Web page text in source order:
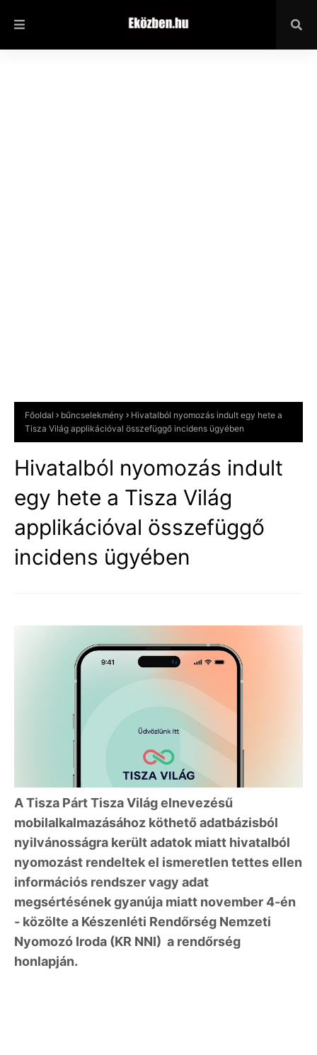
Főoldal bűncselekmény
Hivatalból nyomozás indult egy hete a
Tisza Világ applikációval összefüggő incidens ügyében
Hivatalból nyomozás indult
egy hete a Tisza Világ
applikációval összefüggő
incidens ügyében
A Tisza Párt Tisza Világ elnevezésű
mobilalkalmazásához köthető adatbázisból
nyilvánosságra került adatok miatt hivatalból
nyomozást rendeltek el ismeretlen tettes ellen
információs rendszer vagy adat
megsértésének gyanúja miatt november 4-én
- közölte a Készenléti Rendőrség Nemzeti
Nyomozó Iroda (KR NNI) a rendőrség
honlapján.